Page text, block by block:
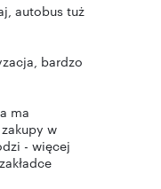
autobus tuż
bardzo
ma
w
- więcej